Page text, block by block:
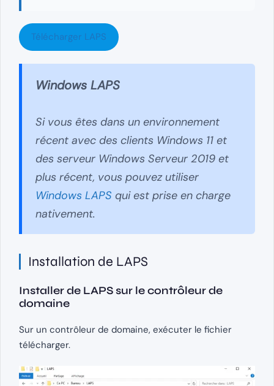
Télécharger LAPS
Windows LAPS
Si vous êtes dans un environnement
récent avec des clients Windows 11 et
des serveur Windows Serveur 2019 et
plus récent, vous pouvez utiliser
Windows LAPS qui est prise en charge
nativement.
Installation de LAPS
Installer de LAPS sur le contrôleur de
domaine
Sur un contrôleur de domaine, exécuter le fichier
télécharger.